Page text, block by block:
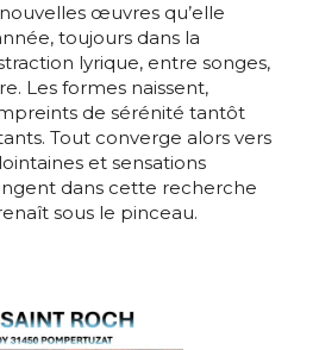
œuvres qu’elle
toujours dans la
lyrique, entre songes,
Les formes naissent,
de sérénité tantôt
Tout converge alors vers
et sensations
dans cette recherche
sous le pinceau.